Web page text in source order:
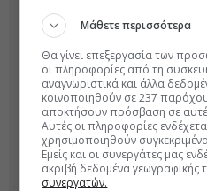
Μάθετε περισσότερα
Θα γίνει επεξεργασία των
οι πληροφορίες από τη
αναγνωριστικά και άλλα
κοινοποιηθούν σε 237
αποκτήσουν πρόσβαση σε
Αυτές οι πληροφορίες
χρησιμοποιηθούν
Εμείς και οι συνεργάτες μας
ακριβή δεδομένα γεωγραφικής
συνεργατών.